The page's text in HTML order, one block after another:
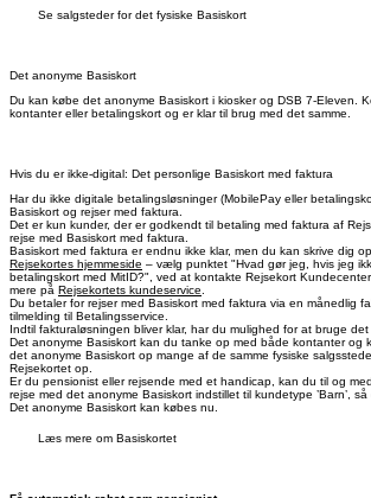
Se salgsteder for det fysiske Basiskort
Det anonyme Basiskort
Du kan købe det anonyme Basiskort i kiosker og DSB 7-Eleven.
kontanter eller betalingskort og er klar til brug med det samme.
Hvis du er ikke-digital: Det personlige Basiskort med faktura
Har du ikke digitale betalingsløsninger (MobilePay eller
Basiskort og rejser med faktura.
Det er kun kunder, der er godkendt til betaling med faktura af
rejse med Basiskort med faktura.
Basiskort med faktura er endnu ikke klar, men du kan skrive dig
Rejsekortes hjemmeside – vælg punktet "Hvad gør jeg, hvis jeg
betalingskort med MitID?", ved at kontakte Rejsekort
mere på Rejsekortets kundeservice.
Du betaler for rejser med Basiskort med faktura via en månedlig
tilmelding til Betalingsservice.
Indtil fakturaløsningen bliver klar, har du mulighed for at bruge
Det anonyme Basiskort kan du tanke op med både kontanter og
det anonyme Basiskort op mange af de samme fysiske
Rejsekortet op.
Er du pensionist eller rejsende med et handicap, kan du til og
rejse med det anonyme Basiskort indstillet til kundetype ’Barn’,
Det anonyme Basiskort kan købes nu.
Læs mere om Basiskortet